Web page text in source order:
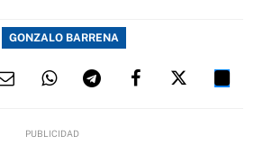
GONZALO BARRENA